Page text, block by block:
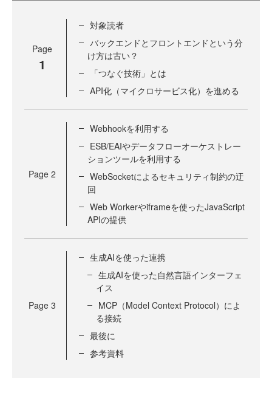
Page
1
対象読者
バックエンドとフロントエンドという分
け方は古い？
「つなぐ技術」とは
API化（マイクロサービス化）を進める
Page 2
Webhookを利用する
ESB/EAIやデータフローオーケストレー
ションツールを利用する
WebSocketによるセキュリティ制約の迂
回
Web Workerやiframeを使ったJavaScript
APIの提供
Page 3
生成AIを使った連携
生成AIを使った自然言語インターフェ
イス
MCP（Model Context Protocol）によ
る接続
最後に
参考資料